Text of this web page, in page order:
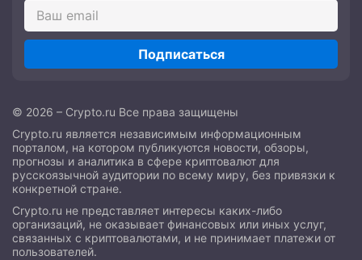
Подписаться
© 2026 – Crypto.ru Все права защищены
Crypto.ru является независимым информационным
порталом, на котором публикуются новости, обзоры,
прогнозы и аналитика в сфере криптовалют для
русскоязычной аудитории по всему миру, без привязки к
конкретной стране.
Crypto.ru не представляет интересы каких-либо
организаций, не оказывает финансовых или иных услуг,
связанных с криптовалютами, и не принимает платежи от
пользователей.